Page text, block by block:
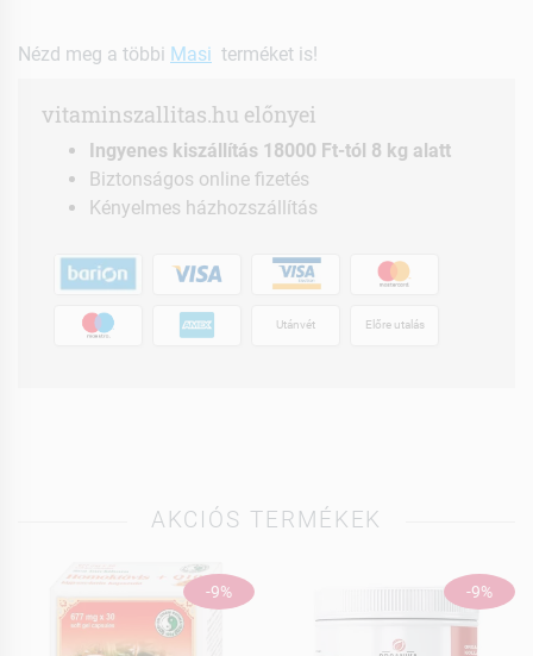
Nézd meg a többi Masi terméket is!
vitaminszallitas.hu előnyei
Ingyenes kiszállítás 18000 Ft-tól 8 kg alatt
Biztonságos online fizetés
Kényelmes házhozszállítás
Utánvét Előre utalás
AKCIÓS TERMÉKEK
-9% -9%